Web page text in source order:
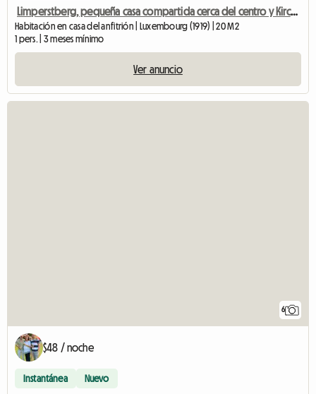
Limperstberg, pequeña casa compartida cerca del centro y Kirchberg
Habitación en casa del anfitrión | Luxembourg (1919) | 20 M2
1 pers. | 3 meses mínimo
Ver anuncio
6
$48 / noche
Instantánea Nuevo